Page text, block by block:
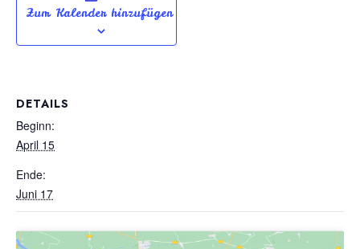
Zum Kalender hinzufügen
DETAILS
Beginn:
April 15
Ende:
Juni 17